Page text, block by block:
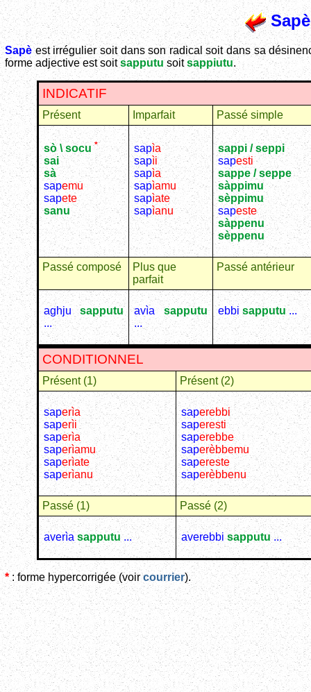
Sapè
Sapèest irrégulier soit dans son radical soit dans sa
forme adjective est soitsapputusoitsappiutu.
INDICATIF
Présent Imparfait Passé simple
sò \ socu*
sai
sà
sapemu
sapete
sanu
sapìa
sapìi
sapìa
sapìamu
sapìate
sapìanu
sappi / seppi
sapesti
sappe / seppe
sàppimu
sèppimu
sapeste
sàppenu
sèppenu
Passé composé
Plus que
parfait
Passé antérieur
aghjusapputu
...
avìa sapputu
...
ebbisapputu...
CONDITIONNEL
Présent (1) Présent (2)
saperìa
saperìi
saperìa
saperìamu
saperìate
saperìanu
saperebbi
saperesti
saperebbe
saperèbbemu
sapereste
saperèbbenu
Passé (1) Passé (2)
averìasapputu... averebbisapputu...
* : forme hypercorrigée (voircourrier).